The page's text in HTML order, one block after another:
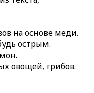
палатка.
Руси:
на основе меди.
острым.
овощей, грибов.